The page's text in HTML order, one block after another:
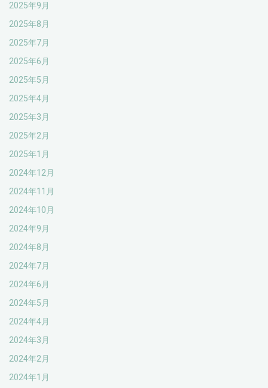
2025年9月
2025年8月
2025年7月
2025年6月
2025年5月
2025年4月
2025年3月
2025年2月
2025年1月
2024年12月
2024年11月
2024年10月
2024年9月
2024年8月
2024年7月
2024年6月
2024年5月
2024年4月
2024年3月
2024年2月
2024年1月